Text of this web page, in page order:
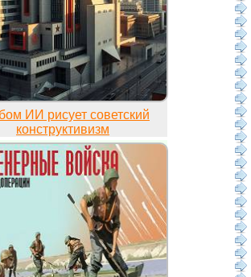
ИИ рисует советский
конструктивизм